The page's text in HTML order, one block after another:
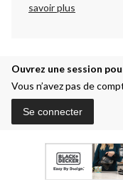
savoir plus
Ouvrez une session
Vous n’avez pas de
Se connecter